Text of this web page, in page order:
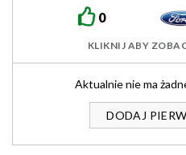
0
KLIKNIJ ABY
Aktualnie nie ma
DODAJ